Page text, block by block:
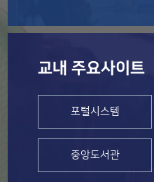
교내 주요사이트
포털시스템
중앙도서관